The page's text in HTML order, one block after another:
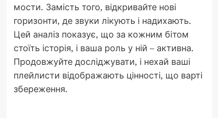
мости. Замість того, відкривайте нові
горизонти, де звуки лікують і надихають.
Цей аналіз показує, що за кожним бітом
стоїть історія, і ваша роль у ній – активна.
Продовжуйте досліджувати, і нехай ваші
плейлисти відображають цінності, що варті
збереження.